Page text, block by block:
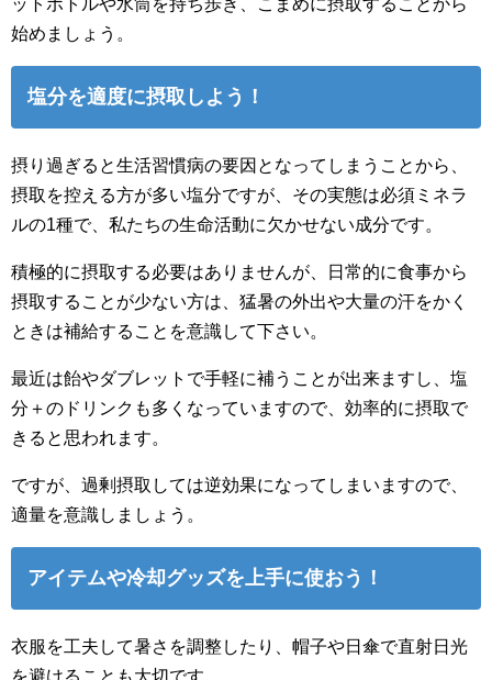
始めましょう。
塩分を適度に摂取しよう！
摂り過ぎると生活習慣病の要因となってしまうことから、
摂取を控える方が多い塩分ですが、その実態は必須ミネラ
ルの1種で、私たちの生命活動に欠かせない成分です。
積極的に摂取する必要はありませんが、日常的に食事から
摂取することが少ない方は、猛暑の外出や大量の汗をかく
ときは補給することを意識して下さい。
最近は飴やダブレットで手軽に補うことが出来ますし、塩
分＋のドリンクも多くなっていますので、効率的に摂取で
きると思われます。
ですが、過剰摂取しては逆効果になってしまいますので、
適量を意識しましょう。
アイテムや冷却グッズを上手に使おう！
衣服を工夫して暑さを調整したり、帽子や日傘で直射日光
を避けることも大切です。